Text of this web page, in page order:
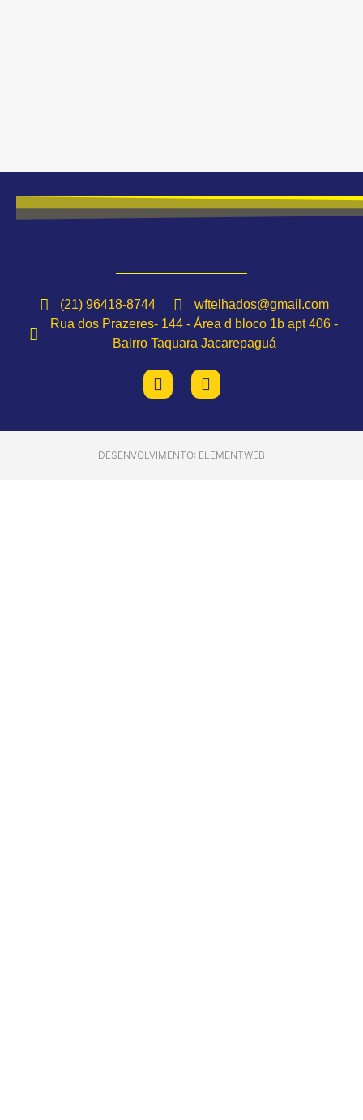
(21) 96418-8744
wftelhados@gmail.com
Rua dos Prazeres- 144 - Área d bloco 1b apt 406 -
Bairro Taquara Jacarepaguá
DESENVOLVIMENTO: ELEMENTWEB